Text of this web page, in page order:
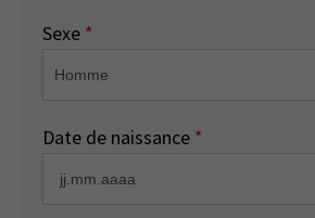
Sexe *
Date de naissance *